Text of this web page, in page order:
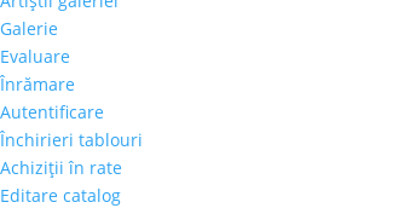
Galerie
Evaluare
Înrămare
Autentificare
Închirieri tablouri
Achiziţii în rate
Editare catalog